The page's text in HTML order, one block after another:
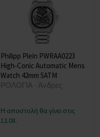
Philipp Plein PWRAA0223
High-Conic Automatic Mens
Watch 42mm 5ATM
ΡΟΛΟΓΙΑ - Άνδρες
Η αποστολή θα γίνει στις
12.08.